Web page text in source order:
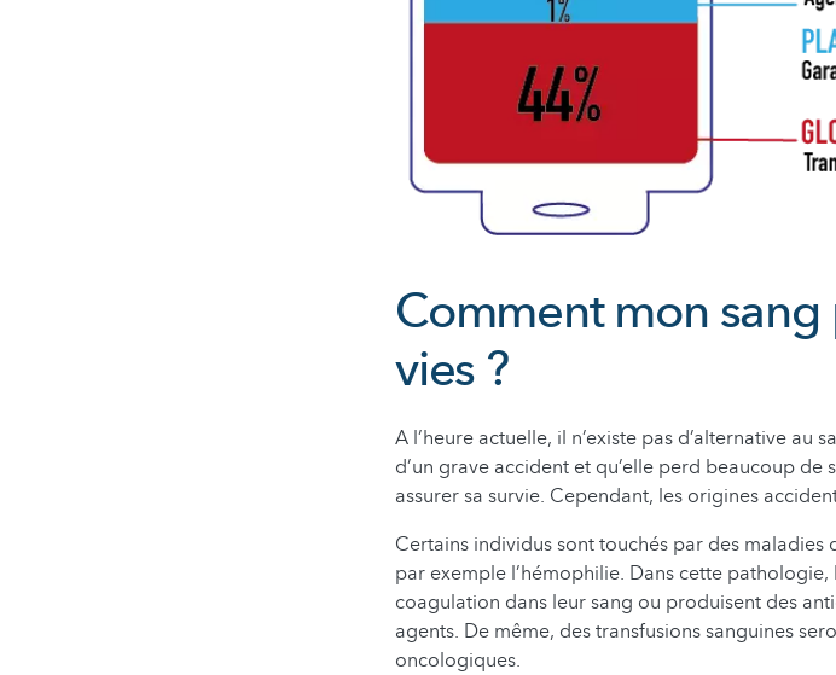
Comment mon
vies ?
A l’heure actuelle, il n’existe pas d’alternative au
d’un grave accident et qu’elle perd beaucoup
assurer sa survie. Cependant, les origines
Certains individus sont touchés par des
par exemple l’hémophilie. Dans cette pathologie,
coagulation dans leur sang ou produisent des
agents. De même, des transfusions sanguines
oncologiques.